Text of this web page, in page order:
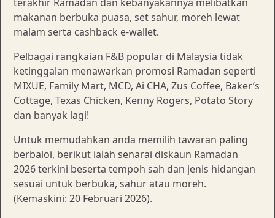
makanan berbuka puasa, set sahur, moreh lewat
malam serta cashback e-wallet.
Pelbagai rangkaian F&B popular di Malaysia tidak
ketinggalan menawarkan promosi Ramadan seperti
MIXUE, Family Mart, MCD, Ai CHA, Zus Coffee, Baker’s
Cottage, Texas Chicken, Kenny Rogers, Potato Story
dan banyak lagi!
Untuk memudahkan anda memilih tawaran paling
berbaloi, berikut ialah senarai diskaun Ramadan
2026 terkini beserta tempoh sah dan jenis hidangan
sesuai untuk berbuka, sahur atau moreh.
(Kemaskini: 20 Februari 2026).